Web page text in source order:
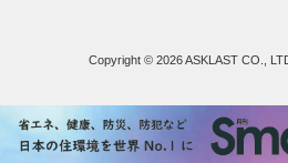
Copyright © 2026 ASKLAST CO.,